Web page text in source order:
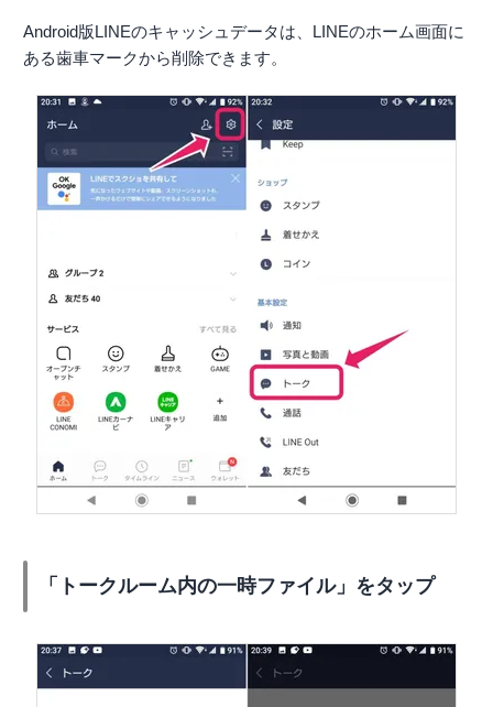
Android版LINEのキャッシュデータは、LINEのホーム画面に
ある歯車マークから削除できます。
「トークルーム内の一時ファイル」をタップ